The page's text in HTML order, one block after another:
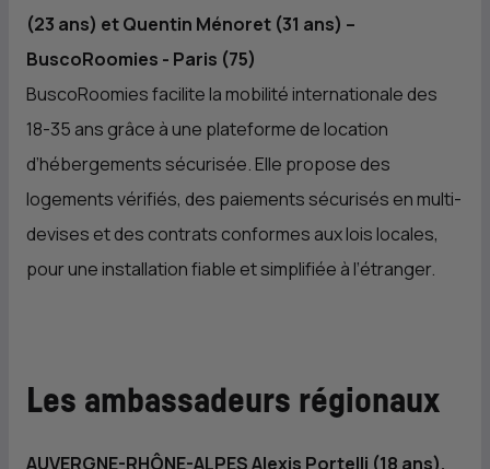
(23 ans) et Quentin Ménoret (31 ans) –
BuscoRoomies - Paris (75)
BuscoRoomies facilite la mobilité internationale des
18-35 ans grâce à une plateforme de location
d’hébergements sécurisée. Elle propose des
logements vérifiés, des paiements sécurisés en multi-
devises et des contrats conformes aux lois locales,
pour une installation fiable et simplifiée à l’étranger.
Les ambassadeurs régionaux
AUVERGNE-RHÔNE-ALPES Alexis Portelli (18 ans),